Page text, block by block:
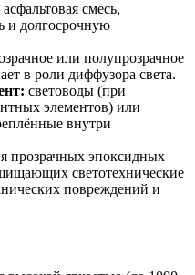
смесь,
и долгосрочную
или полупрозрачное
в роли диффузора света.
световоды (при
элементов) или
внутри
прозрачных эпоксидных
светотехнические
повреждений и